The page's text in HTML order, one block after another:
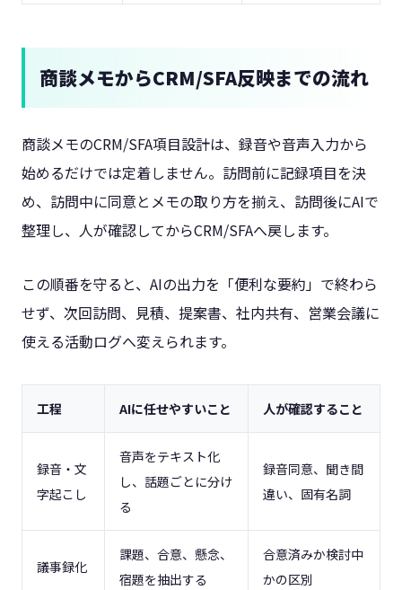
商談メモからCRM/SFA反映までの流れ
商談メモのCRM/SFA項目設計は、録音や音声入力から
始めるだけでは定着しません。訪問前に記録項目を決
め、訪問中に同意とメモの取り方を揃え、訪問後にAIで
整理し、人が確認してからCRM/SFAへ戻します。
この順番を守ると、AIの出力を「便利な要約」で終わら
せず、次回訪問、見積、提案書、社内共有、営業会議に
使える活動ログへ変えられます。
工程 AIに任せやすいこと 人が確認すること
録音・文
字起こし
音声をテキスト化
し、話題ごとに分け
る
録音同意、聞き間
違い、固有名詞
議事録化
課題、合意、懸念、
宿題を抽出する
合意済みか検討中
かの区別